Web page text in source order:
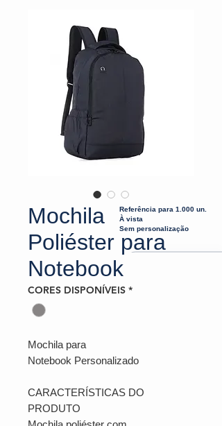
Mochila
Poliéster para
Notebook
CORES DISPONÍVEIS *
Mochila para
Notebook Personalizado
CARACTERÍSTICAS DO
PRODUTO
Referência para 1.000 un.
À vista
Sem personalização